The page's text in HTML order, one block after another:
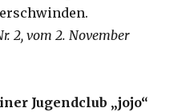
2, vom 2. November
Jugendclub „jojo“